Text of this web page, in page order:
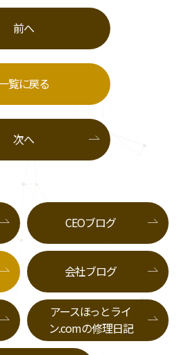
前へ
覧に戻る
次へ
CEOブログ
会社ブログ
アースほっとライ
ン.comの修理日記